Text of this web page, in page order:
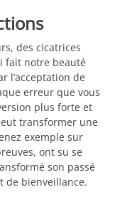
des cicatrices
fait notre beauté
l’acceptation de
erreur que vous
plus forte et
transformer une
exemple sur
ont su se
son passé
de bienveillance.